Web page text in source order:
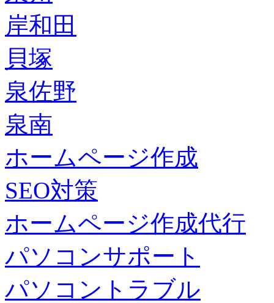
岸和田
貝塚
泉佐野
泉南
ホームページ作成
SEO対策
ホームページ作成代行
パソコンサポート
パソコントラブル